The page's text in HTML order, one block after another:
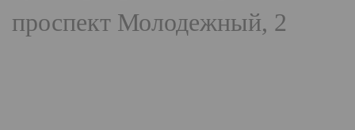
проспект Молодежный, 2